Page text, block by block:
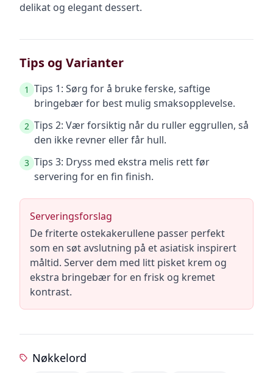
delikat og elegant dessert.
Tips og Varianter
1 Tips 1: Sørg for å bruke ferske, saftige
bringebær for best mulig smaksopplevelse.
2 Tips 2: Vær forsiktig når du ruller eggrullen, så
den ikke revner eller får hull.
3 Tips 3: Dryss med ekstra melis rett før
servering for en fin finish.
Serveringsforslag
De friterte ostekakerullene passer perfekt
som en søt avslutning på et asiatisk inspirert
måltid. Server dem med litt pisket krem og
ekstra bringebær for en frisk og kremet
kontrast.
Nøkkelord